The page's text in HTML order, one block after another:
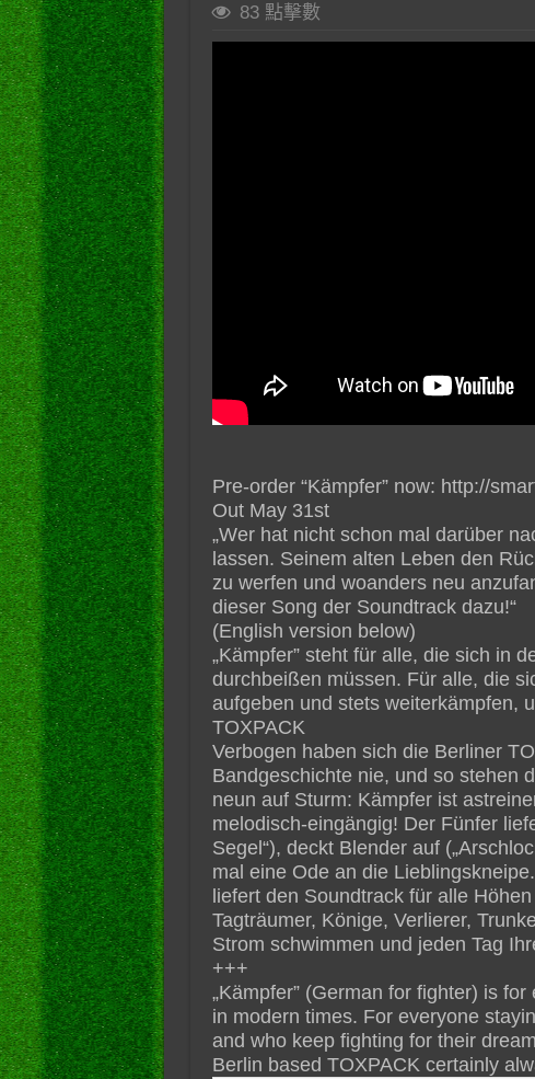
83 點擊數
Pre-order “Kämpfer” now: http://
Out May 31st
„Wer hat nicht schon mal darüber
lassen. Seinem alten Leben den
zu werfen und woanders neu
dieser Song der Soundtrack dazu!“
(English version below)
„Kämpfer” steht für alle, die sich in
durchbeißen müssen. Für alle, die
aufgeben und stets weiterkämpfen,
TOXPACK
Verbogen haben sich die Berliner
Bandgeschichte nie, und so stehen
neun auf Sturm: Kämpfer ist
melodisch-eingängig! Der Fünfer
Segel“), deckt Blender auf
mal eine Ode an die
liefert den Soundtrack für alle
Tagträumer, Könige, Verlierer,
Strom schwimmen und jeden Tag
+++
„Kämpfer” (German for fighter) is
in modern times. For everyone
and who keep fighting for their
Berlin based TOXPACK certainly